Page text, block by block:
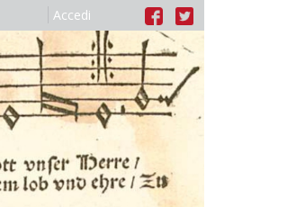
Accedi